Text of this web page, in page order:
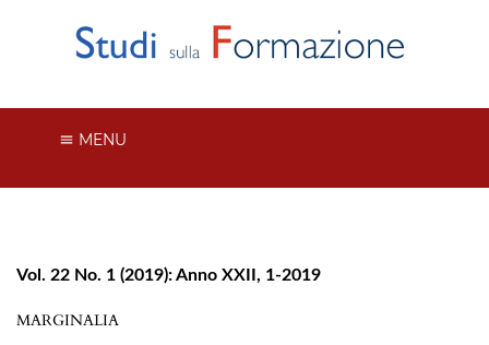
MENU
Vol. 22 No. 1 (2019): Anno XXII, 1-2019
MARGINALIA